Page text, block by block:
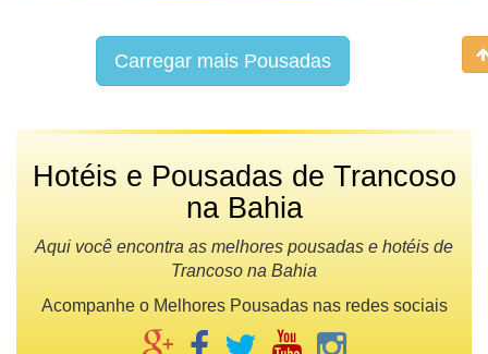
Carregar mais Pousadas
Hotéis e Pousadas de Trancoso
na Bahia
Aqui você encontra as melhores pousadas e hotéis de
Trancoso na Bahia
Acompanhe o Melhores Pousadas nas redes sociais